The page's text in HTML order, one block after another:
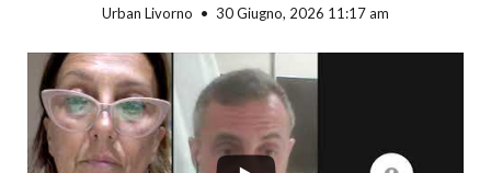
Urban Livorno 30 Giugno, 2026 11:17 am